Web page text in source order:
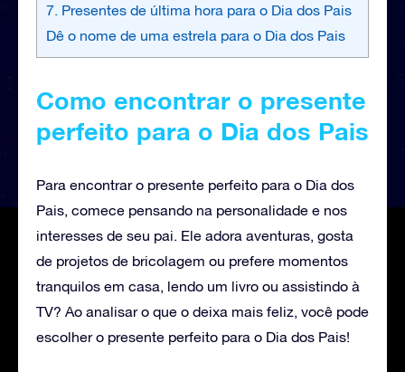
7. Presentes de última hora para o Dia dos Pais
Dê o nome de uma estrela para o Dia dos Pais
Como encontrar o presente
perfeito para o Dia dos Pais
Para encontrar o presente perfeito para o Dia dos
Pais, comece pensando na personalidade e nos
interesses de seu pai. Ele adora aventuras, gosta
de projetos de bricolagem ou prefere momentos
tranquilos em casa, lendo um livro ou assistindo à
TV? Ao analisar o que o deixa mais feliz, você pode
escolher o presente perfeito para o Dia dos Pais!